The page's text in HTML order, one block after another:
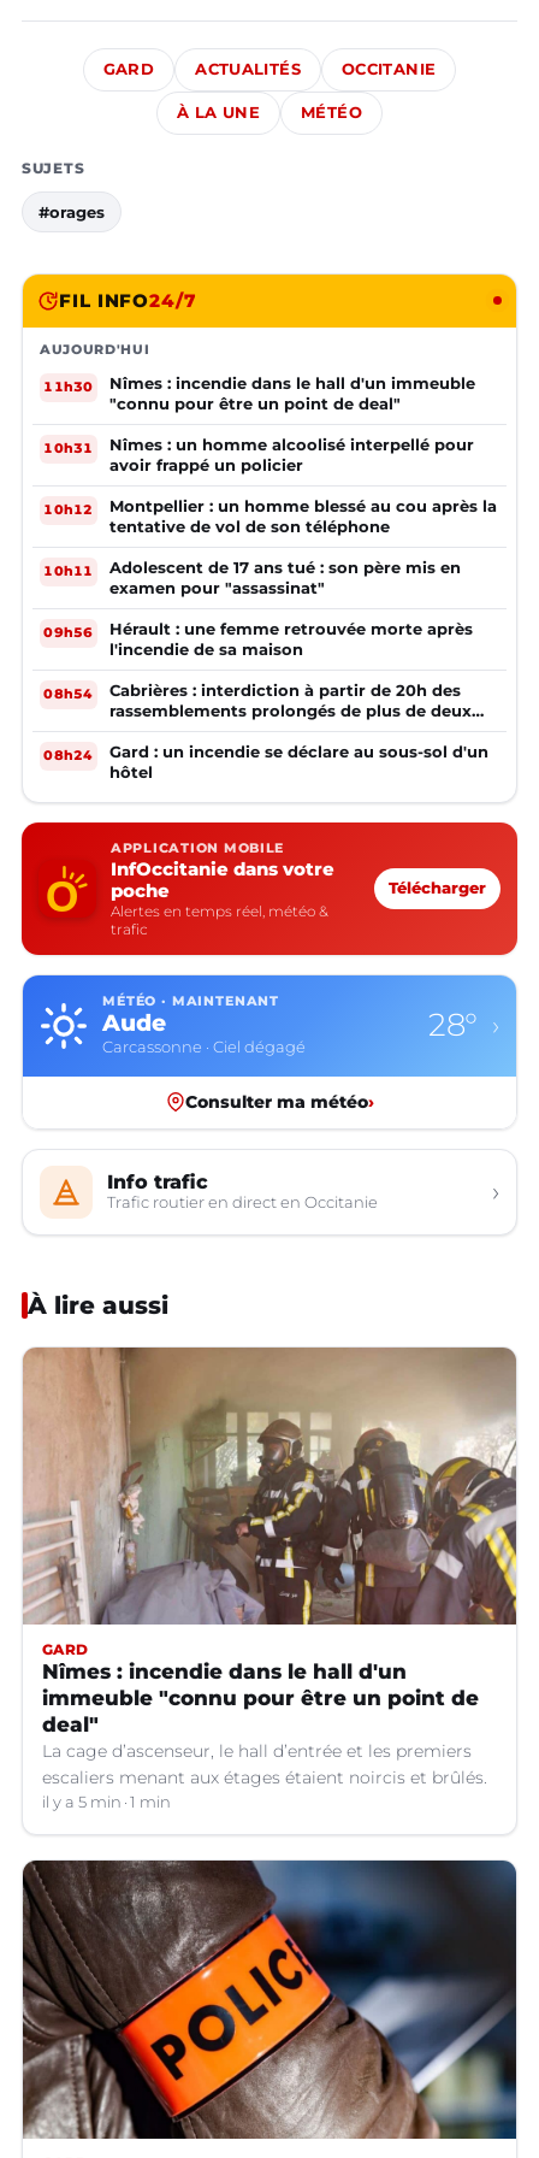
GARD ACTUALITÉS OCCITANIE
À LA UNE MÉTÉO
SUJETS
#orages
FIL INFO24/7
AUJOURD'HUI
11h30
Nîmes : incendie dans le hall d'un immeuble
"connu pour être un point de deal"
10h31
Nîmes : un homme alcoolisé interpellé pour
avoir frappé un policier
10h12
Montpellier : un homme blessé au cou après la
tentative de vol de son téléphone
10h11
Adolescent de 17 ans tué : son père mis en
examen pour "assassinat"
09h56
Hérault : une femme retrouvée morte après
l'incendie de sa maison
08h54
Cabrières : interdiction à partir de 20h des
rassemblements prolongés de plus de deux
mineurs non accompagnés d'un adulte
08h24
Gard : un incendie se déclare au sous-sol d'un
hôtel
APPLICATION MOBILE
InfOccitanie dans votre
poche
Alertes en temps réel, météo &
trafic
Télécharger
MÉTÉO · MAINTENANT
Aude
Carcassonne · Ciel dégagé
28° ›
Consulter ma météo›
Info trafic
Trafic routier en direct en Occitanie ›
À lire aussi
GARD
Nîmes : incendie dans le hall d'un
immeuble "connu pour être un point de
deal"
La cage d’ascenseur, le hall d’entrée et les premiers
escaliers menant aux étages étaient noircis et brûlés.
il y a 5 min 1 min